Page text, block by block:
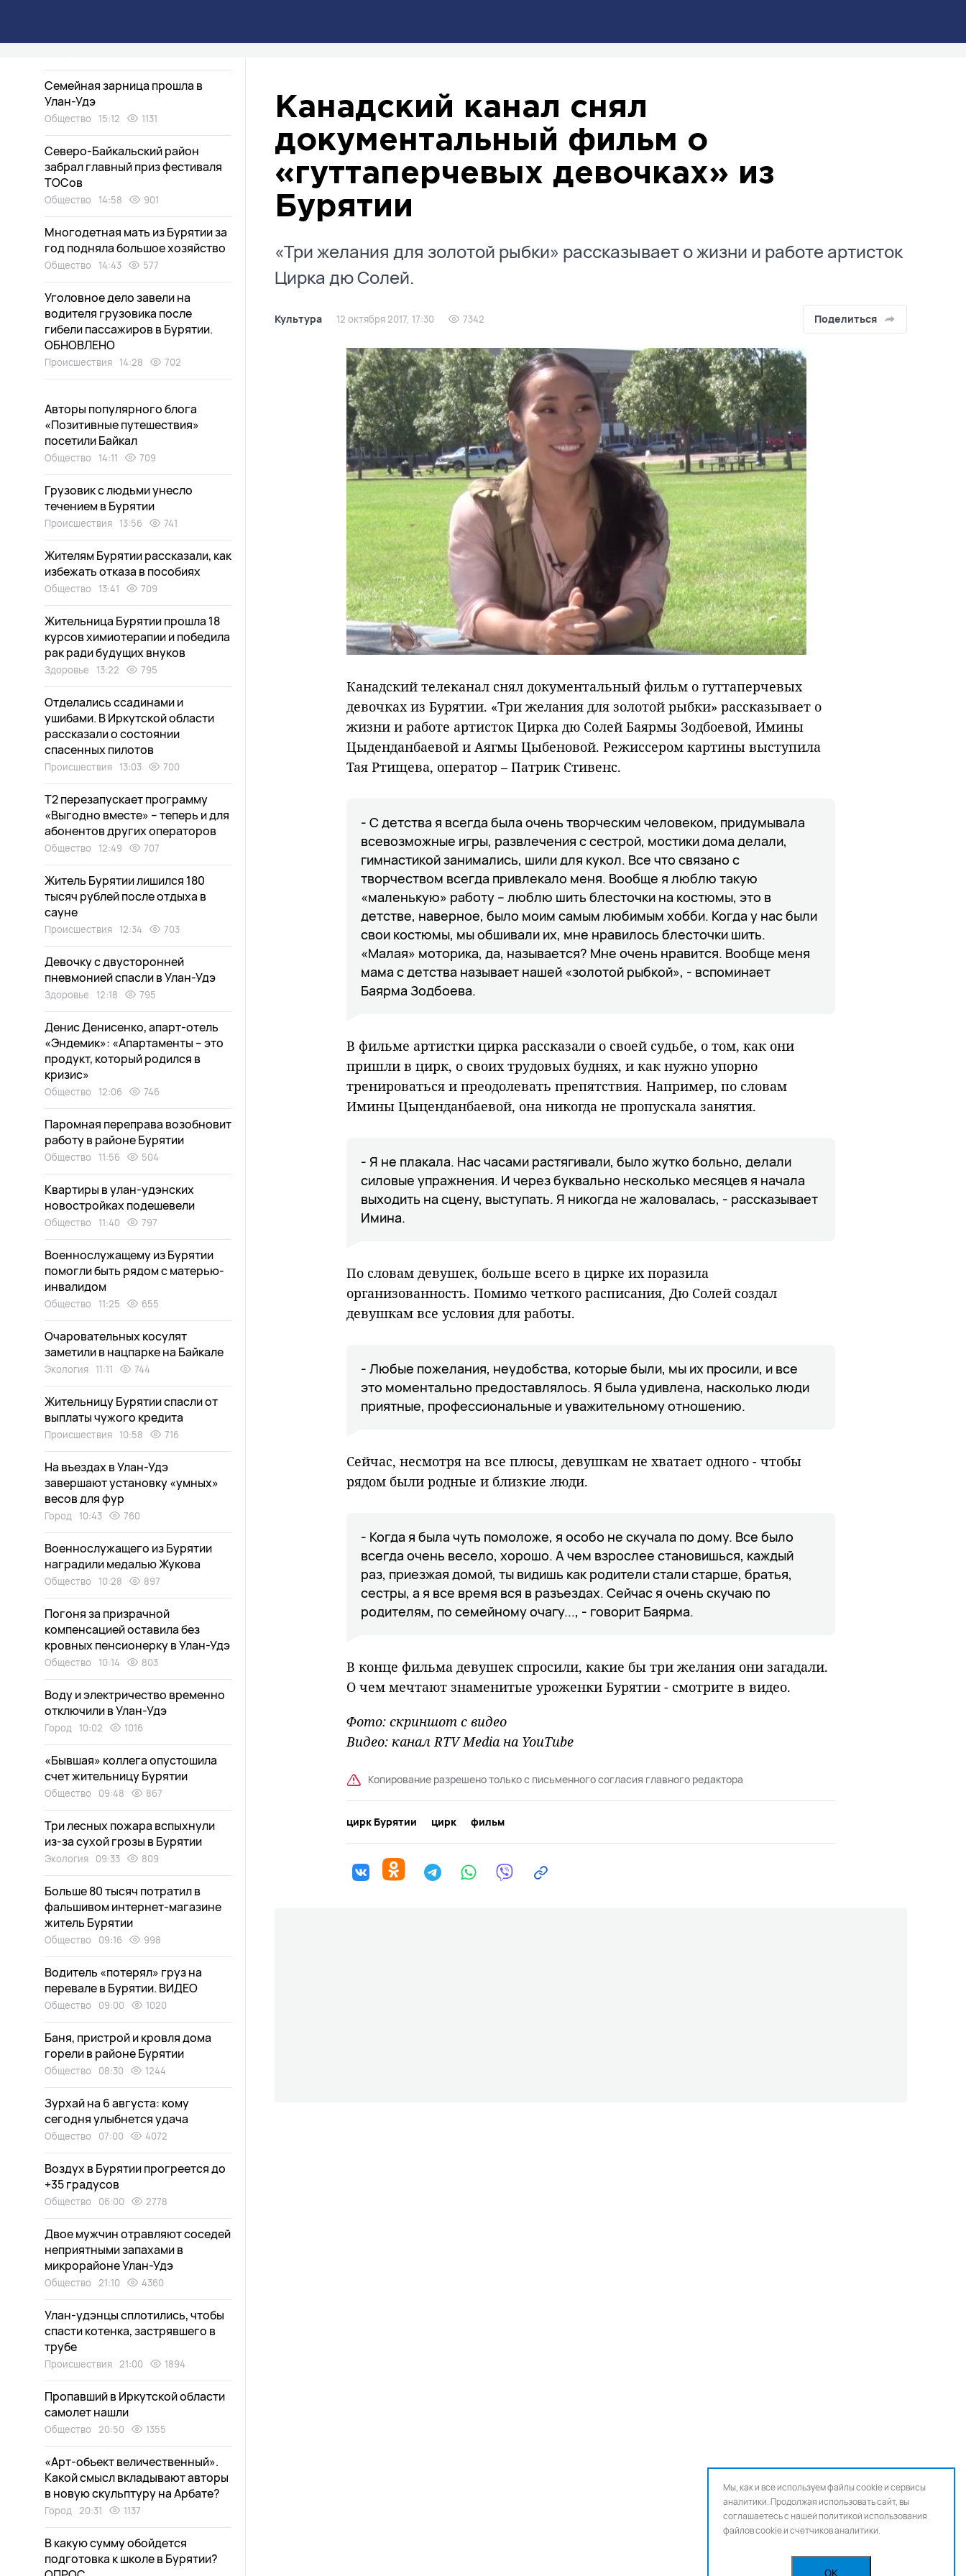
Канадский канал снял
документальный фильм о
«гуттаперчевых девочках» из
Бурятии
«Три желания для золотой рыбки» рассказывает о жизни и работе артисток
Цирка дю Солей.
Культура 12 октября 2017, 17:30 7342 Поделиться
Канадский телеканал снял документальный фильм о гуттаперчевых
девочках из Бурятии. «Три желания для золотой рыбки» рассказывает о
жизни и работе артисток Цирка дю Солей Баярмы Зодбоевой, Имины
Цыденданбаевой и Аягмы Цыбеновой. Режиссером картины выступила
Тая Ртищева, оператор – Патрик Стивенс.
- С детства я всегда была очень творческим человеком, придумывала
всевозможные игры, развлечения с сестрой, мостики дома делали,
гимнастикой занимались, шили для кукол. Все что связано с
творчеством всегда привлекало меня. Вообще я люблю такую
«маленькую» работу – люблю шить блесточки на костюмы, это в
детстве, наверное, было моим самым любимым хобби. Когда у нас были
свои костюмы, мы обшивали их, мне нравилось блесточки шить.
«Малая» моторика, да, называется? Мне очень нравится. Вообще меня
мама с детства называет нашей «золотой рыбкой», - вспоминает
Баярма Зодбоева.
В фильме артистки цирка рассказали о своей судьбе, о том, как они
пришли в цирк, о своих трудовых буднях, и как нужно упорно
тренироваться и преодолевать препятствия. Например, по словам
Имины Цыценданбаевой, она никогда не пропускала занятия.
- Я не плакала. Нас часами растягивали, было жутко больно, делали
силовые упражнения. И через буквально несколько месяцев я начала
выходить на сцену, выступать. Я никогда не жаловалась, - рассказывает
Имина.
По словам девушек, больше всего в цирке их поразила
организованность. Помимо четкого расписания, Дю Солей создал
девушкам все условия для работы.
- Любые пожелания, неудобства, которые были, мы их просили, и все
это моментально предоставлялось. Я была удивлена, насколько люди
приятные, профессиональные и уважительному отношению.
Сейчас, несмотря на все плюсы, девушкам не хватает одного - чтобы
рядом были родные и близкие люди.
- Когда я была чуть помоложе, я особо не скучала по дому. Все было
всегда очень весело, хорошо. А чем взрослее становишься, каждый
раз, приезжая домой, ты видишь как родители стали старше, братья,
сестры, а я все время вся в разъездах. Сейчас я очень скучаю по
родителям, по семейному очагу..., - говорит Баярма.
В конце фильма девушек спросили, какие бы три желания они загадали.
О чем мечтают знаменитые уроженки Бурятии - смотрите в видео.
Фото: скриншот с видео
Видео: канал RTV Media на YouTube
Копирование разрешено только с письменного согласия главного редактора
цирк Бурятии цирк фильм
Семейная зарница прошла в
Улан-Удэ
Общество 15:12 1131
Северо-Байкальский район
забрал главный приз фестиваля
ТОСов
Общество 14:58 901
Многодетная мать из Бурятии за
год подняла большое хозяйство
Общество 14:43 577
Уголовное дело завели на
водителя грузовика после
гибели пассажиров в Бурятии.
ОБНОВЛЕНО
Происшествия 14:28 702
Авторы популярного блога
«Позитивные путешествия»
посетили Байкал
Общество 14:11 709
Грузовик с людьми унесло
течением в Бурятии
Происшествия 13:56 741
Жителям Бурятии рассказали, как
избежать отказа в пособиях
Общество 13:41 709
Жительница Бурятии прошла 18
курсов химиотерапии и победила
рак ради будущих внуков
Здоровье 13:22 795
Отделались ссадинами и
ушибами. В Иркутской области
рассказали о состоянии
спасенных пилотов
Происшествия 13:03 700
Т2 перезапускает программу
«Выгодно вместе» – теперь и для
абонентов других операторов
Общество 12:49 707
Житель Бурятии лишился 180
тысяч рублей после отдыха в
сауне
Происшествия 12:34 703
Девочку с двусторонней
пневмонией спасли в Улан-Удэ
Здоровье 12:18 795
Денис Денисенко, апарт-отель
«Эндемик»: «Апартаменты – это
продукт, который родился в
кризис»
Общество 12:06 746
Паромная переправа возобновит
работу в районе Бурятии
Общество 11:56 504
Квартиры в улан-удэнских
новостройках подешевели
Общество 11:40 797
Военнослужащему из Бурятии
помогли быть рядом с матерью-
инвалидом
Общество 11:25 655
Очаровательных косулят
заметили в нацпарке на Байкале
Экология 11:11 744
Жительницу Бурятии спасли от
выплаты чужого кредита
Происшествия 10:58 716
На въездах в Улан-Удэ
завершают установку «умных»
весов для фур
Город 10:43 760
Военнослужащего из Бурятии
наградили медалью Жукова
Общество 10:28 897
Погоня за призрачной
компенсацией оставила без
кровных пенсионерку в Улан-Удэ
Общество 10:14 803
Воду и электричество временно
отключили в Улан-Удэ
Город 10:02 1016
«Бывшая» коллега опустошила
счет жительницу Бурятии
Общество 09:48 867
Три лесных пожара вспыхнули
из-за сухой грозы в Бурятии
Экология 09:33 809
Больше 80 тысяч потратил в
фальшивом интернет-магазине
житель Бурятии
Общество 09:16 998
Водитель «потерял» груз на
перевале в Бурятии. ВИДЕО
Общество 09:00 1020
Баня, пристрой и кровля дома
горели в районе Бурятии
Общество 08:30 1244
Зурхай на 6 августа: кому
сегодня улыбнется удача
Общество 07:00 4072
Воздух в Бурятии прогреется до
+35 градусов
Общество 06:00 2778
Двое мужчин отравляют соседей
неприятными запахами в
микрорайоне Улан-Удэ
Общество 21:10 4360
Улан-удэнцы сплотились, чтобы
спасти котенка, застрявшего в
трубе
Происшествия 21:00 1894
Пропавший в Иркутской области
самолет нашли
Общество 20:50 1355
«Арт-объект величественный».
Какой смысл вкладывают авторы
в новую скульптуру на Арбате?
Город 20:31 1137
В какую сумму обойдется
подготовка к школе в Бурятии?
Мы, как и все используем файлы cookie и сервисы
аналитики. Продолжая использовать сайт, вы
соглашаетесь с нашейполитикой использования
файлов cookie и счетчиков аналитики.
OK